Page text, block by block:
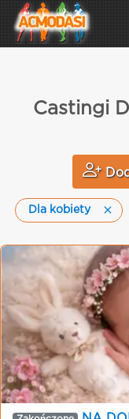
Castingi
Dla kobiety